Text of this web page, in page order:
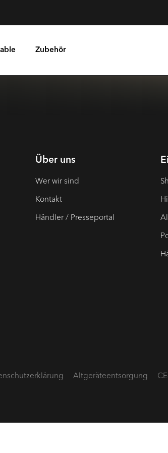
Zubehör
Über uns
Wer wir sind
Kontakt
Händler / Presseportal
Altgeräte­entsorgung